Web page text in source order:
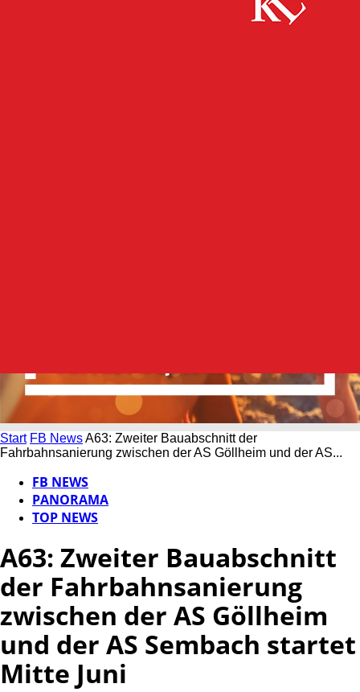
Start FB NewsA63: Zweiter Bauabschnitt der
Fahrbahnsanierung zwischen der AS Göllheim und der AS...
FB NEWS
PANORAMA
TOP NEWS
A63: Zweiter Bauabschnitt
der Fahrbahnsanierung
zwischen der AS Göllheim
und der AS Sembach startet
Mitte Juni